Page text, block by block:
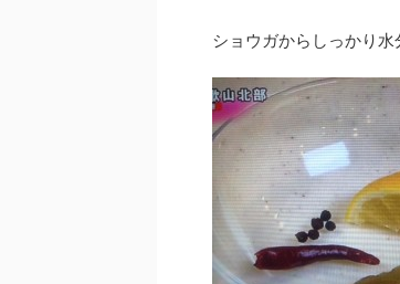
ショウガからしっかり